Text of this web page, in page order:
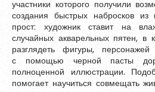
участники которого получили
создания быстрых набросков из
прост: художник ставит на
случайных акварельных пятен, в
разглядеть фигуры,
с помощью черной пасты
полноценной иллюстрации.
помогает научиться совмещать